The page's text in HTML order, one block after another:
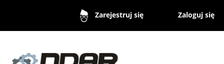
Zarejestruj się Zaloguj się